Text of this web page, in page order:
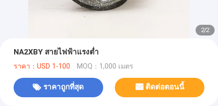
2/2
NA2XBY สายไฟฟ้าแรงต่ำ
ราคา：USD 1-100 MOQ：1,000 เมตร
ราคาถูกที่สุด ติดต่อตอนนี้